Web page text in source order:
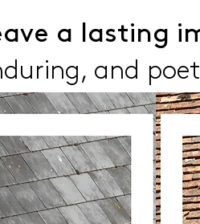
a lasting
and